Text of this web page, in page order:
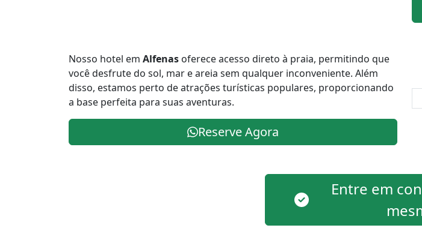
Nosso hotel em Alfenas oferece acesso direto à praia, permitindo que
você desfrute do sol, mar e areia sem qualquer inconveniente. Além
disso, estamos perto de atrações turísticas populares, proporcionando
a base perfeita para suas aventuras.
Reserve Agora
Entre em